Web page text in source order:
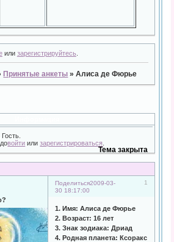
или зарегистрируйтесь.
Принятые анкеты »Алиса де Фюрье
войти илизарегистрироваться
Тема закрыта
Поделиться 1
2009-03-
30 18:17:00
1. Имя: Алиса де Фюрье
2. Возраст: 16 лет
3. Знак зодиака: Дриад
4. Родная планета: Ксоракс